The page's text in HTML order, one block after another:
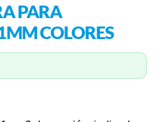
PARA
COLORES